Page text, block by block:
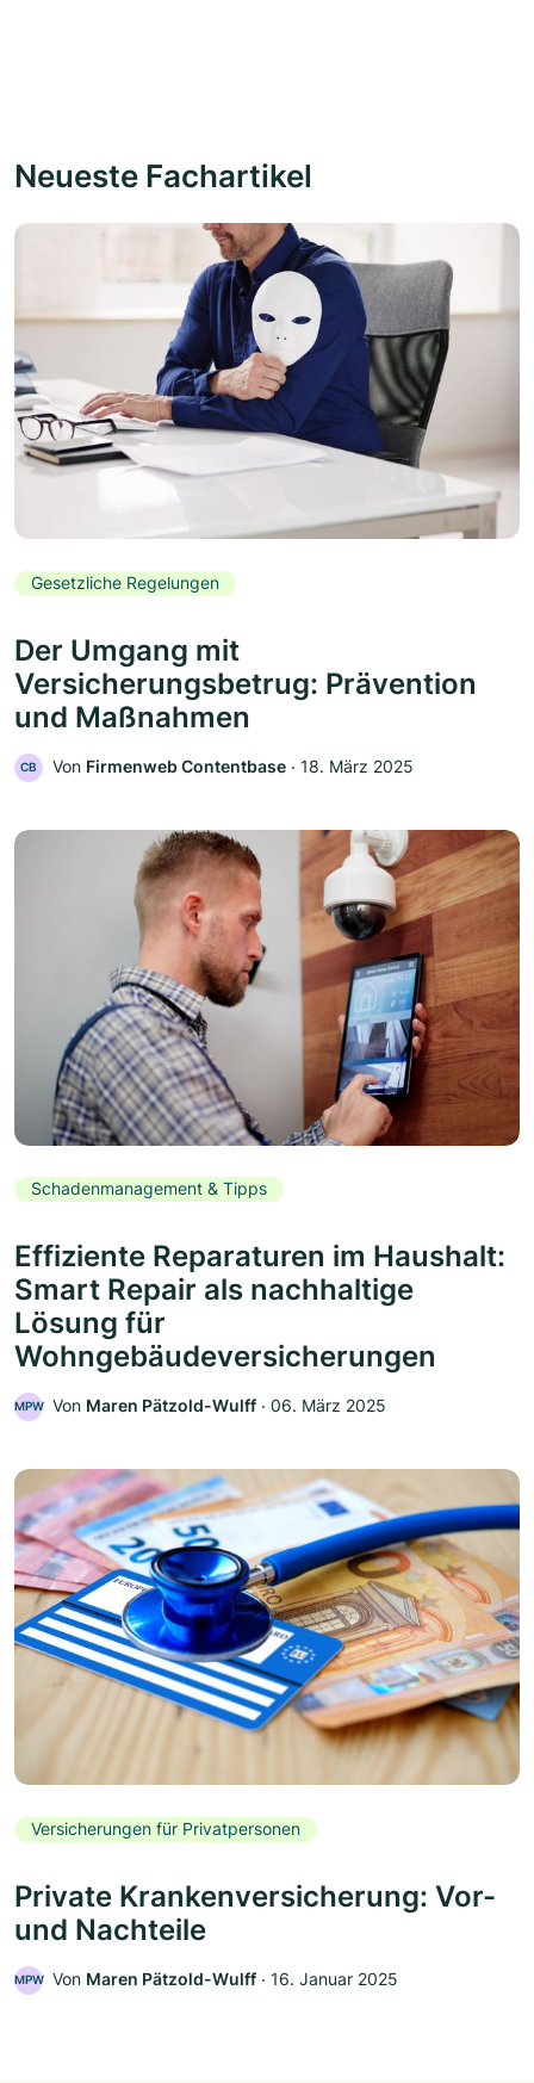
Neueste Fachartikel
Gesetzliche Regelungen
Der Umgang mit
Versicherungsbetrug: Prävention
und Maßnahmen
CB Von Firmenweb Contentbase ‧ 18. März 2025
Schadenmanagement & Tipps
Effiziente Reparaturen im Haushalt:
Smart Repair als nachhaltige
Lösung für
Wohngebäudeversicherungen
MPW Von Maren Pätzold-Wulff ‧ 06. März 2025
Versicherungen für Privatpersonen
Private Krankenversicherung: Vor-
und Nachteile
MPW Von Maren Pätzold-Wulff ‧ 16. Januar 2025